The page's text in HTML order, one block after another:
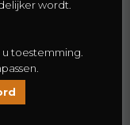
wordt.
toestemming.